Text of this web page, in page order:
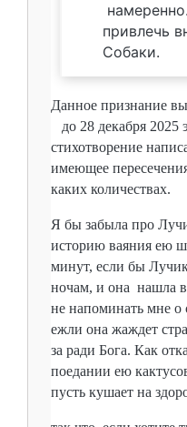
привлечь
Собаки.
Данное признание
до 28 декабря 2025
стихотворение
имеющее
каких количествах.
Я бы забыла про
историю ваяния ею
минут, если бы
ночам, и она нашла в
не напоминать мне
ежли она жаждет
за ради Бога. Как
поедании ею
пусть кушает на